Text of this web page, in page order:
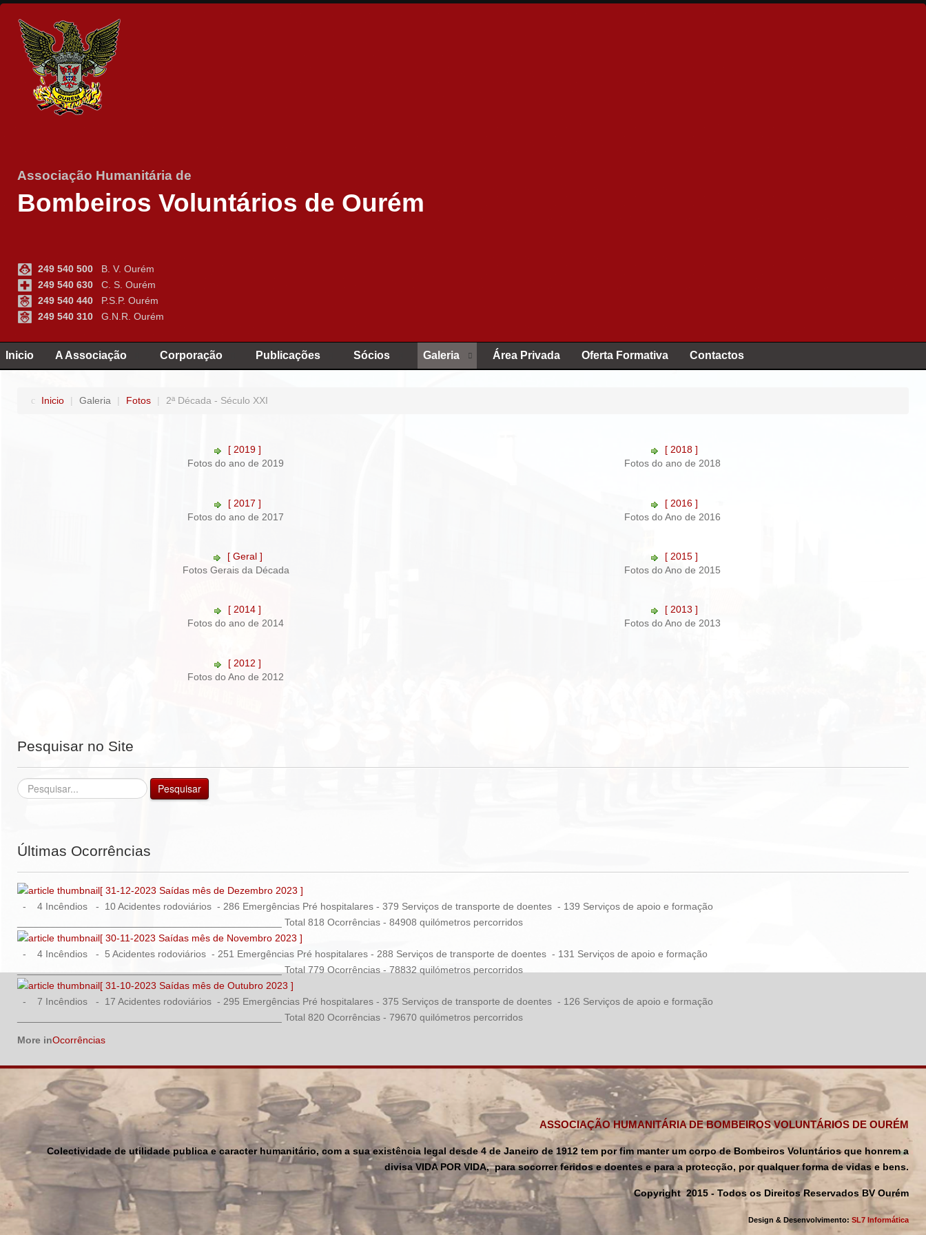
Associação Humanitária de
Bombeiros Voluntários de Ourém
249 540 500 B. V. Ourém
249 540 630 C. S. Ourém
249 540 440 P.S.P. Ourém
249 540 310 G.N.R. Ourém
Inicio A Associação Corporação Publicações Sócios Galeria Área Privada Oferta Formativa Contactos
Inicio | Galeria | Fotos | 2ª Década - Século XXI
[ 2019 ]
Fotos do ano de 2019
[ 2018 ]
Fotos do ano de 2018
[ 2017 ]
Fotos do ano de 2017
[ 2016 ]
Fotos do Ano de 2016
[ Geral ]
Fotos Gerais da Década
[ 2015 ]
Fotos do Ano de 2015
[ 2014 ]
Fotos do ano de 2014
[ 2013 ]
Fotos do Ano de 2013
[ 2012 ]
Fotos do Ano de 2012
Pesquisar no Site
Pesquisar... Pesquisar
Últimas Ocorrências
[ 31-12-2023 Saídas mês de Dezembro 2023 ]
- 4 Incêndios - 10 Acidentes rodoviários - 286 Emergências Pré hospitalares - 379 Serviços de transporte de doentes - 139 Serviços de apoio e formação
________________________________________________ Total 818 Ocorrências - 84908 quilómetros percorridos
[ 30-11-2023 Saídas mês de Novembro 2023 ]
- 4 Incêndios - 5 Acidentes rodoviários - 251 Emergências Pré hospitalares - 288 Serviços de transporte de doentes - 131 Serviços de apoio e formação
________________________________________________ Total 779 Ocorrências - 78832 quilómetros percorridos
[ 31-10-2023 Saídas mês de Outubro 2023 ]
- 7 Incêndios - 17 Acidentes rodoviários - 295 Emergências Pré hospitalares - 375 Serviços de transporte de doentes - 126 Serviços de apoio e formação
________________________________________________ Total 820 Ocorrências - 79670 quilómetros percorridos
More inOcorrências
ASSOCIAÇÃO HUMANITÁRIA DE BOMBEIROS VOLUNTÁRIOS DE OURÉM
Colectividade de utilidade publica e caracter humanitário, com a sua existência legal desde 4 de Janeiro de 1912 tem por fim manter um corpo de Bombeiros Voluntários que honrem a
divisa VIDA POR VIDA, para socorrer feridos e doentes e para a protecção, por qualquer forma de vidas e bens.
Copyright 2015 - Todos os Direitos Reservados BV Ourém
Design & Desenvolvimento: SL7 Informática